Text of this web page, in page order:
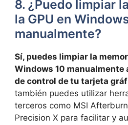
8. ⁢¿Puedo limpiar
la GPU​ en
manualmente?
Sí, puedes limpiar la
Windows 10 manualmente
de control de⁤ tu tarjeta
también puedes utilizar​
terceros como MSI⁣
Precision X para ⁢facilitar y‌